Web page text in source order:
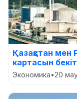
Қазақстан
картасын
Экономика•20